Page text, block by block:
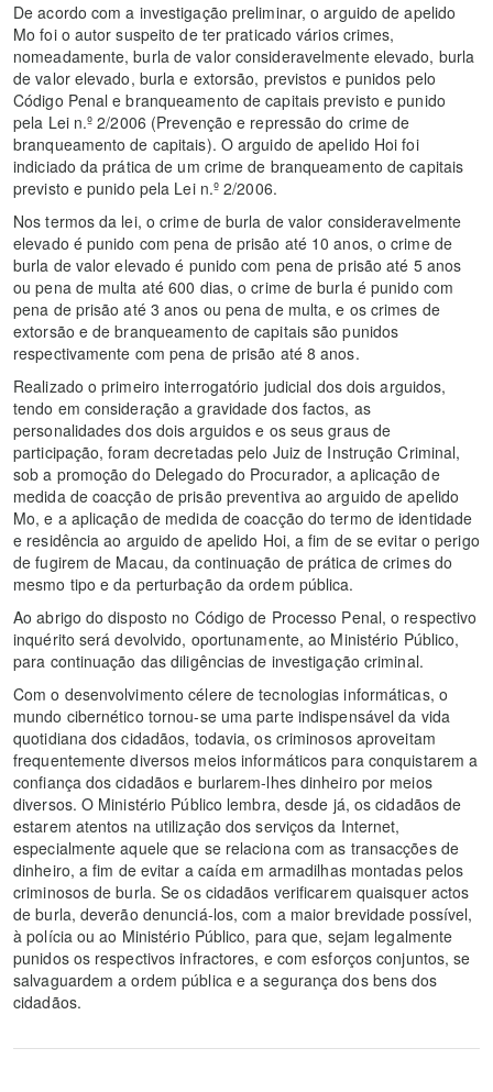
De acordo com a investigação preliminar, o arguido de apelido
Mo foi o autor suspeito de ter praticado vários crimes,
nomeadamente, burla de valor consideravelmente elevado, burla
de valor elevado, burla e extorsão, previstos e punidos pelo
Código Penal e branqueamento de capitais previsto e punido
pela Lei n.º 2/2006 (Prevenção e repressão do crime de
branqueamento de capitais). O arguido de apelido Hoi foi
indiciado da prática de um crime de branqueamento de capitais
previsto e punido pela Lei n.º 2/2006.
Nos termos da lei, o crime de burla de valor consideravelmente
elevado é punido com pena de prisão até 10 anos, o crime de
burla de valor elevado é punido com pena de prisão até 5 anos
ou pena de multa até 600 dias, o crime de burla é punido com
pena de prisão até 3 anos ou pena de multa, e os crimes de
extorsão e de branqueamento de capitais são punidos
respectivamente com pena de prisão até 8 anos.
Realizado o primeiro interrogatório judicial dos dois arguidos,
tendo em consideração a gravidade dos factos, as
personalidades dos dois arguidos e os seus graus de
participação, foram decretadas pelo Juiz de Instrução Criminal,
sob a promoção do Delegado do Procurador, a aplicação de
medida de coacção de prisão preventiva ao arguido de apelido
Mo, e a aplicação de medida de coacção do termo de identidade
e residência ao arguido de apelido Hoi, a fim de se evitar o perigo
de fugirem de Macau, da continuação de prática de crimes do
mesmo tipo e da perturbação da ordem pública.
Ao abrigo do disposto no Código de Processo Penal, o respectivo
inquérito será devolvido, oportunamente, ao Ministério Público,
para continuação das diligências de investigação criminal.
Com o desenvolvimento célere de tecnologias informáticas, o
mundo cibernético tornou-se uma parte indispensável da vida
quotidiana dos cidadãos, todavia, os criminosos aproveitam
frequentemente diversos meios informáticos para conquistarem a
confiança dos cidadãos e burlarem-lhes dinheiro por meios
diversos. O Ministério Público lembra, desde já, os cidadãos de
estarem atentos na utilização dos serviços da Internet,
especialmente aquele que se relaciona com as transacções de
dinheiro, a fim de evitar a caída em armadilhas montadas pelos
criminosos de burla. Se os cidadãos verificarem quaisquer actos
de burla, deverão denunciá-los, com a maior brevidade possível,
à polícia ou ao Ministério Público, para que, sejam legalmente
punidos os respectivos infractores, e com esforços conjuntos, se
salvaguardem a ordem pública e a segurança dos bens dos
cidadãos.